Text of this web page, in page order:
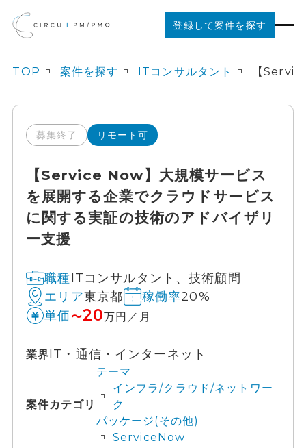
登録して案件を探す
ご利用の流れ
お役立ちコンテンツ
法人の方はこちら
TOP 案件を探す ITコンサルタント
募集終了 リモート可
【Service Now】大規模サービス
を展開する企業でクラウドサービス
に関する実証の技術のアドバイザリ
ー支援
職種ITコンサルタント、技術顧問
エリア東京都 稼働率20%
単価 〜20万円／月
業界IT・通信・インターネット
案件カテゴリ
テーマ
インフラ/クラウド/ネットワー
ク
パッケージ(その他)
ServiceNow